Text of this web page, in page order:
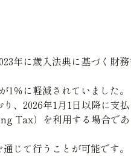
に歳入法典に基づく財
％に軽減されていました。
、2026年1月1日以降に支
Tax）を利用する場合で
じて行うことが可能です。